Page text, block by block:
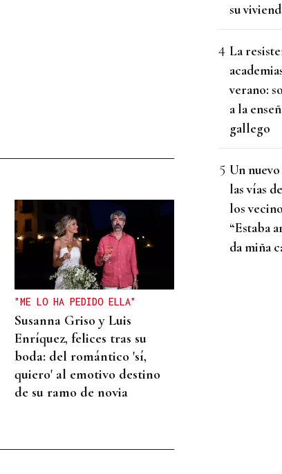
"ME LO HA PEDIDO ELLA"
Susanna Griso y Luis
Enríquez, felices tras su
boda: del romántico 'sí,
quiero' al emotivo destino
de su ramo de novia
su
La
verano:
a la
gallego
Un
las vías
los
“Estaba
da miña